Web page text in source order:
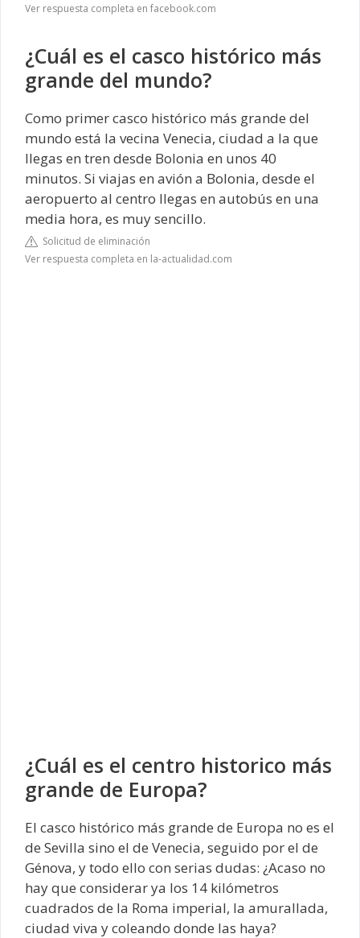
Ver respuesta completa en facebook.com
¿Cuál es el casco histórico más
grande del mundo?
Como primer casco histórico más grande del
mundo está la vecina Venecia, ciudad a la que
llegas en tren desde Bolonia en unos 40
minutos. Si viajas en avión a Bolonia, desde el
aeropuerto al centro llegas en autobús en una
media hora, es muy sencillo.
Solicitud de eliminación
Ver respuesta completa en la-actualidad.com
¿Cuál es el centro historico más
grande de Europa?
El casco histórico más grande de Europa no es el
de Sevilla sino el de Venecia, seguido por el de
Génova, y todo ello con serias dudas: ¿Acaso no
hay que considerar ya los 14 kilómetros
cuadrados de la Roma imperial, la amurallada,
ciudad viva y coleando donde las haya?